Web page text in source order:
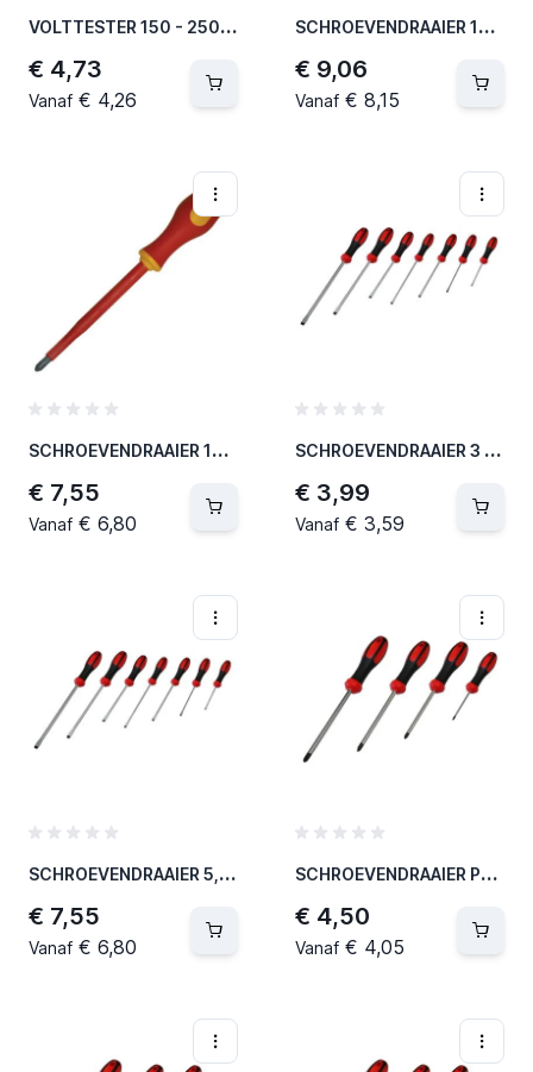
V
OLTTESTER 150 - 250 V / 3,0 X 140 MM VDE 0680-6 (24 PER OVERDOOS)
€ 4,73
Vanaf € 4,26
S
CHROEVENDRAAIER 1000V SLEUFSCHROEVEN - 5,5 X 125 MM (12 PER OVERDOOS)
€ 9,06
Vanaf € 8,15
S
CHROEVENDRAAIER 1000V - PZ1 X 80 MM (12 PER OVERDOOS)
€ 7,55
Vanaf € 6,80
S
CHROEVENDRAAIER 3 X 75 MM SLEUFSCHROEVEN (12 PER OVERDOOS)
€ 3,99
Vanaf € 3,59
S
CHROEVENDRAAIER 5,5 X 150 MM SLEUFSCHROEVEN (12 PER OVERDOOS)
€ 7,55
Vanaf € 6,80
S
CHROEVENDRAAIER PH0 X 60MM (12 PER OVERDOOS)
€ 4,50
Vanaf € 4,05